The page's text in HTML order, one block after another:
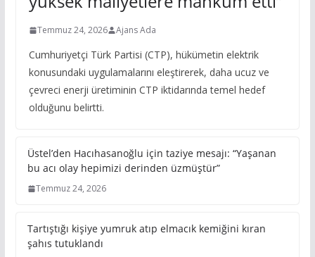
Temmuz 24, 2026 Ajans Ada
Cumhuriyetçi Türk Partisi (CTP), hükümetin elektrik
konusundaki uygulamalarını eleştirerek, daha ucuz ve
çevreci enerji üretiminin CTP iktidarında temel hedef
olduğunu belirtti.
Üstel’den Hacıhasanoğlu için taziye mesajı: “Yaşanan
bu acı olay hepimizi derinden üzmüştür”
Temmuz 24, 2026
Tartıştığı kişiye yumruk atıp elmacık kemiğini kıran
şahıs tutuklandı